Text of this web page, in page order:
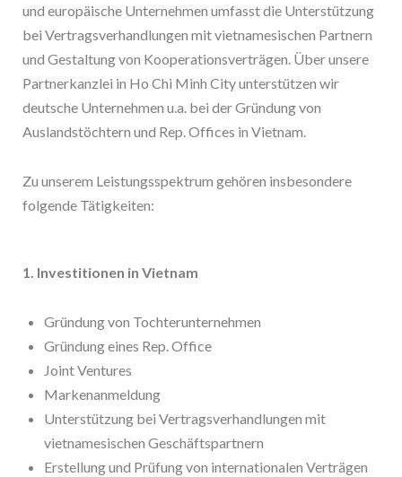
und europäische Unternehmen umfasst die Unterstützung
bei Vertragsverhandlungen mit vietnamesischen Partnern
und Gestaltung von Kooperationsverträgen. Über unsere
Partnerkanzlei in Ho Chi Minh City unterstützen wir
deutsche Unternehmen u.a. bei der Gründung von
Auslandstöchtern und Rep. Offices in Vietnam.
Zu unserem Leistungsspektrum gehören insbesondere
folgende Tätigkeiten:
1. Investitionen in Vietnam
Gründung von Tochterunternehmen
Gründung eines Rep. Office
Joint Ventures
Markenanmeldung
Unterstützung bei Vertragsverhandlungen mit
vietnamesischen Geschäftspartnern
Erstellung und Prüfung von internationalen Verträgen